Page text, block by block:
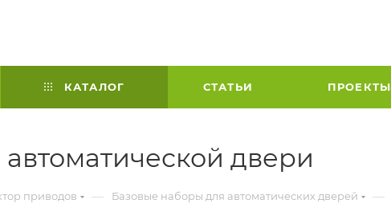
КАТАЛОГ СТАТЬИ ПРОЕКТЫ
двери
приводов — Базовые наборы для автоматических дверей —